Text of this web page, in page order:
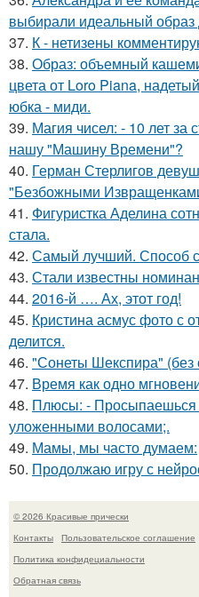
выбирали идеальный образ
37. К - нетизены
38. Образ: объемный
цвета от Loro Piana,
юбка - миди.
39. Магия чисел: - 10 лет за
нашу "Машину Времени"?
40. Герман Стерлигов
"Безбожными
41. Фигуристка Аделина
стала.
42. Самый лучший. Способ
43. Стали известны
44. 2016-й …. Ах, этот год!
45. Кристина асмус фото с
делится.
46. "Сонеты Шекспира" (без
47. Время как одно
48. Плюсы: - Просыпаешься
уложенными волосами;.
49. Мамы, мы часто думаем:
50. Продолжаю игру с
© 2026 Красивые прически
Контакты
Пользовательское соглашение
Политика конфидециальности
Обратная связь